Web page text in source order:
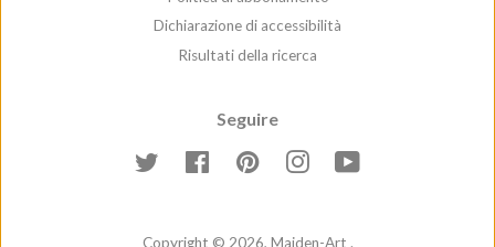
Dichiarazione di accessibilità
Risultati della ricerca
Seguire
Twitter FacebookPinterest Instagram
Copyright © 2026, Maiden-Art .